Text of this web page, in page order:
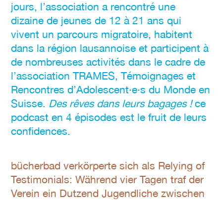
jours, l’association a rencontré une
dizaine de jeunes de 12 à 21 ans qui
vivent un parcours migratoire, habitent
dans la région lausannoise et participent à
de nombreuses activités dans le cadre de
l’association TRAMES, Témoignages et
Rencontres d’Adolescent·e·s du Monde en
Suisse. Des rêves dans leurs bagages !ce
podcast en 4 épisodes est le fruit de leurs
confidences.
bücherbad verkörperte sich als Relying of
Testimonials: Während vier Tagen traf der
Verein ein Dutzend Jugendliche zwischen